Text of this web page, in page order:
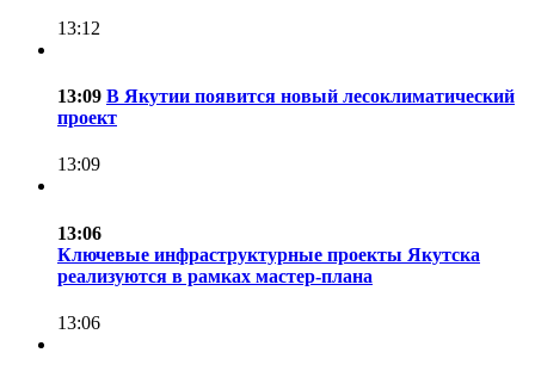
13:12
13:09 В Якутии появится новый лесоклиматический
проект
13:09
13:06
Ключевые инфраструктурные проекты Якутска
реализуются в рамках мастер-плана
13:06